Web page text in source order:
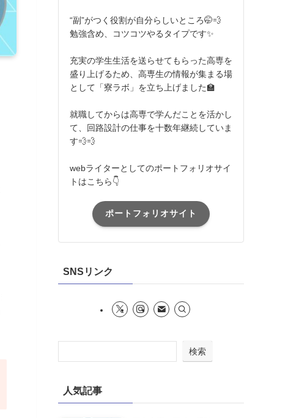
“副”がつく役割が自分らしいところ🤭💨
勉強含め、コツコツやるタイプです✨
充実の学生生活を送らせてもらった高専を
盛り上げるため、高専生の情報が集まる場
として「寮ラボ」を立ち上げました🏫
就職してからは高専で学んだことを活かし
て、回路設計の仕事を十数年継続していま
す💨💨
webライターとしてのポートフォリオサイ
トはこちら👇
ポートフォリオサイト
SNSリンク
検索
人気記事